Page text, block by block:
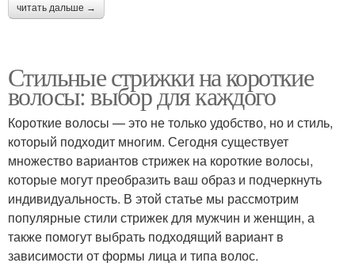
читать дальше →
Стильные стрижки на короткие
волосы: выбор для каждого
Короткие волосы — это не только удобство, но и стиль,
который подходит многим. Сегодня существует
множество вариантов стрижек на короткие волосы,
которые могут преобразить ваш образ и подчеркнуть
индивидуальность. В этой статье мы рассмотрим
популярные стили стрижек для мужчин и женщин, а
также помогут выбрать подходящий вариант в
зависимости от формы лица и типа волос.